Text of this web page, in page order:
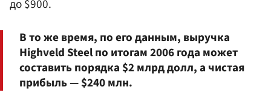
до $900.
В то же время, по его данным, выручка
Highveld Steel по итогам 2006 года может
составить порядка $2 млрд долл, а чистая
прибыль — $240 млн.